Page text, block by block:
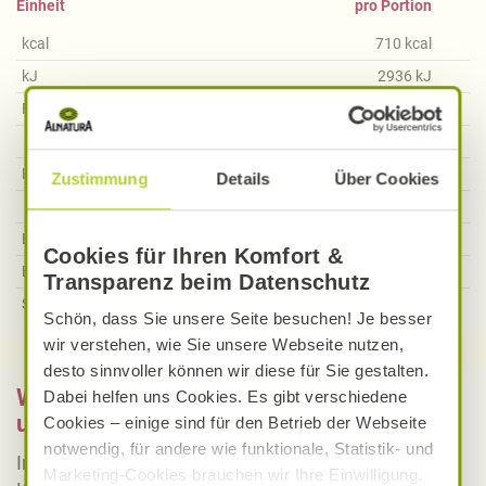
Zustimmung Details Über Cookies
Cookies für Ihren Komfort &
Transparenz beim Datenschutz
Schön, dass Sie unsere Seite besuchen! Je besser
wir verstehen, wie Sie unsere Webseite nutzen,
desto sinnvoller können wir diese für Sie gestalten.
Dabei helfen uns Cookies. Es gibt verschiedene
Cookies – einige sind für den Betrieb der Webseite
notwendig, für andere wie funktionale, Statistik- und
Marketing-Cookies brauchen wir Ihre Einwilligung.
Einheit
kcal
kJ
Fett
Kohlenhydrate
Davon Zucker
Ballaststoffe
Eiweiß
Salz
pro Portion
710 kcal
2936 kJ
60,40g
18,95g
18,52g
Was bedeutet vegan, vegetarisch, gluten-
und laktosefrei bei Alnatura Rezepten?
Informieren Sie sich über die genaue Erklärung der